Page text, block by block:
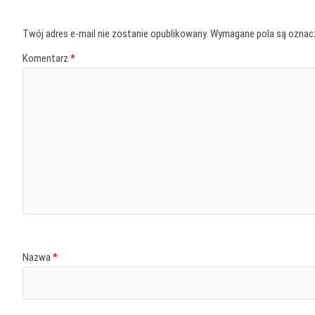
Twój adres e-mail nie zostanie opublikowany. Wymagane pola są
Komentarz *
Nazwa *